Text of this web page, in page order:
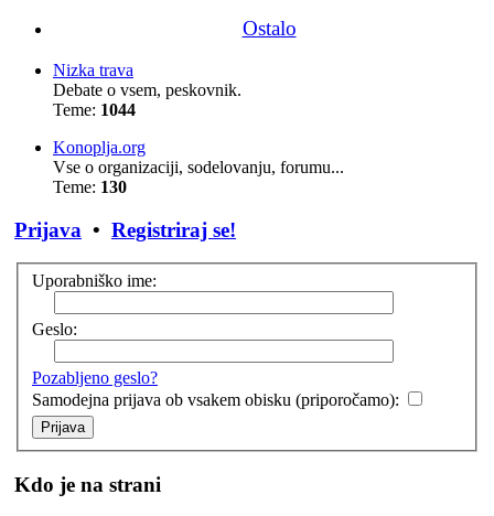
Ostalo
Nizka trava
Debate o vsem, peskovnik.
Teme: 1044
Konoplja.org
Vse o organizaciji, sodelovanju, forumu...
Teme: 130
Prijava • Registriraj se!
Uporabniško ime:
Geslo:
Pozabljeno geslo?
Samodejna prijava ob vsakem obisku (priporočamo):
Kdo je na strani